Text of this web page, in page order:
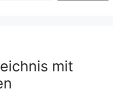
mit